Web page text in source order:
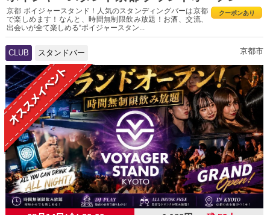
クーポンあり
京都 ボイジャースタンド！人気のスタンディングバーは京都
で楽しめます！なんと、時間無制限飲み放題！お酒、交流、
出会いが全て楽しめる“ボイジャースタン...
CLUB スタンドバー 京都市